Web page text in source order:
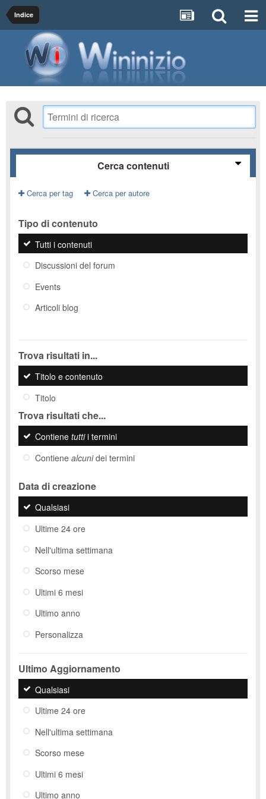
Indice
Cerca contenuti
Cerca per tag Cerca per autore
Tipo di contenuto
Tutti i contenuti
Discussioni del forum
Events
Articoli blog
Trova risultati in...
Titolo e contenuto
Titolo
Trova risultati che...
Contiene tuttii termini
Contiene alcunidei termini
Data di creazione
Qualsiasi
Ultime 24 ore
Nell'ultima settimana
Scorso mese
Ultimi 6 mesi
Ultimo anno
Personalizza
Ultimo Aggiornamento
Qualsiasi
Ultime 24 ore
Nell'ultima settimana
Scorso mese
Ultimi 6 mesi
Ultimo anno